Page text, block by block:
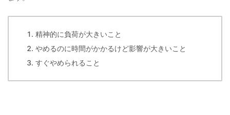
精神的に負荷が大きいこと
やめるのに時間がかかるけど影響が大きいこと
すぐやめられること